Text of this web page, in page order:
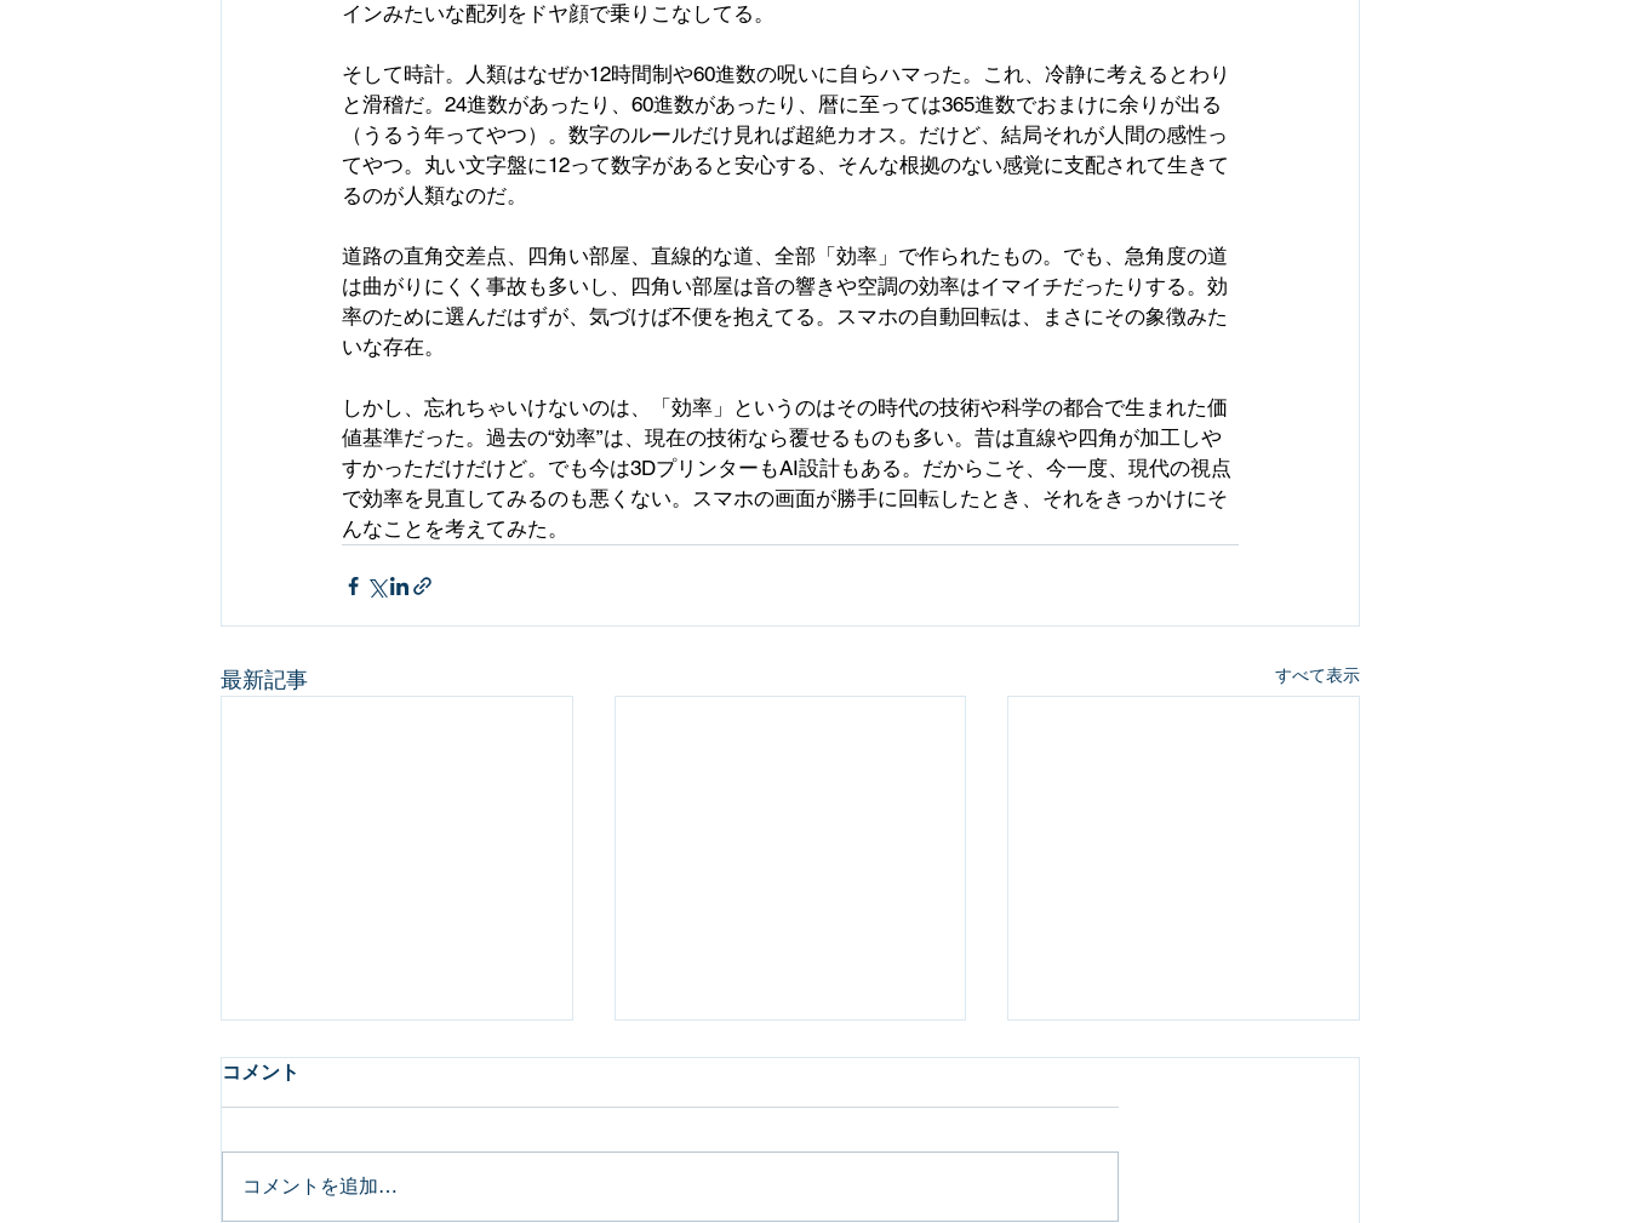
インみたいな配列をドヤ顔で乗りこなしてる。
そして時計。人類はなぜか12時間制や60進数の呪いに自らハマった。これ、冷静に考えるとわり
と滑稽だ。24進数があったり、60進数があったり、暦に至っては365進数でおまけに余りが出る
（うるう年ってやつ）。数字のルールだけ見れば超絶カオス。だけど、結局それが人間の感性っ
てやつ。丸い文字盤に12って数字があると安心する、そんな根拠のない感覚に支配されて生きて
るのが人類なのだ。
道路の直角交差点、四角い部屋、直線的な道、全部「効率」で作られたもの。でも、急角度の道
は曲がりにくく事故も多いし、四角い部屋は音の響きや空調の効率はイマイチだったりする。効
率のために選んだはずが、気づけば不便を抱えてる。スマホの自動回転は、まさにその象徴みた
いな存在。
しかし、忘れちゃいけないのは、「効率」というのはその時代の技術や科学の都合で生まれた価
値基準だった。過去の“効率”は、現在の技術なら覆せるものも多い。昔は直線や四角が加工しや
すかっただけだけど。でも今は3DプリンターもAI設計もある。だからこそ、今一度、現代の視点
で効率を見直してみるのも悪くない。スマホの画面が勝手に回転したとき、それをきっかけにそ
んなことを考えてみた。
最新記事 すべて表示
コメント
コメントを追加…